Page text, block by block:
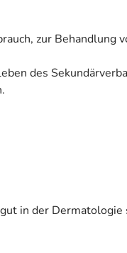
zur Behandlung
des
in der